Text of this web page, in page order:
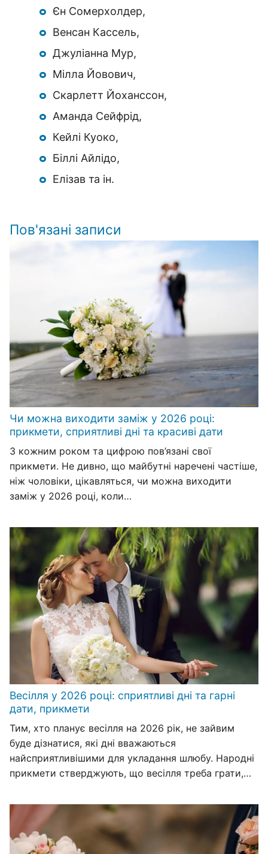
Єн Сомерхолдер,
Венсан Кассель,
Джуліанна Мур,
Мілла Йовович,
Скарлетт Йоханссон,
Аманда Сейфрід,
Кейлі Куоко,
Біллі Айлідо,
Елізав та ін.
Пов'язані записи
Чи можна виходити заміж у 2026 році:
прикмети, сприятливі дні та красиві дати
З кожним роком та цифрою пов’язані свої
прикмети. Не дивно, що майбутні наречені частіше,
ніж чоловіки, цікавляться, чи можна виходити
заміж у 2026 році, коли…
Весілля у 2026 році: сприятливі дні та гарні
дати, прикмети
Тим, хто планує весілля на 2026 рік, не зайвим
буде дізнатися, які дні вважаються
найсприятливішими для укладання шлюбу. Народні
прикмети стверджують, що весілля треба грати,…